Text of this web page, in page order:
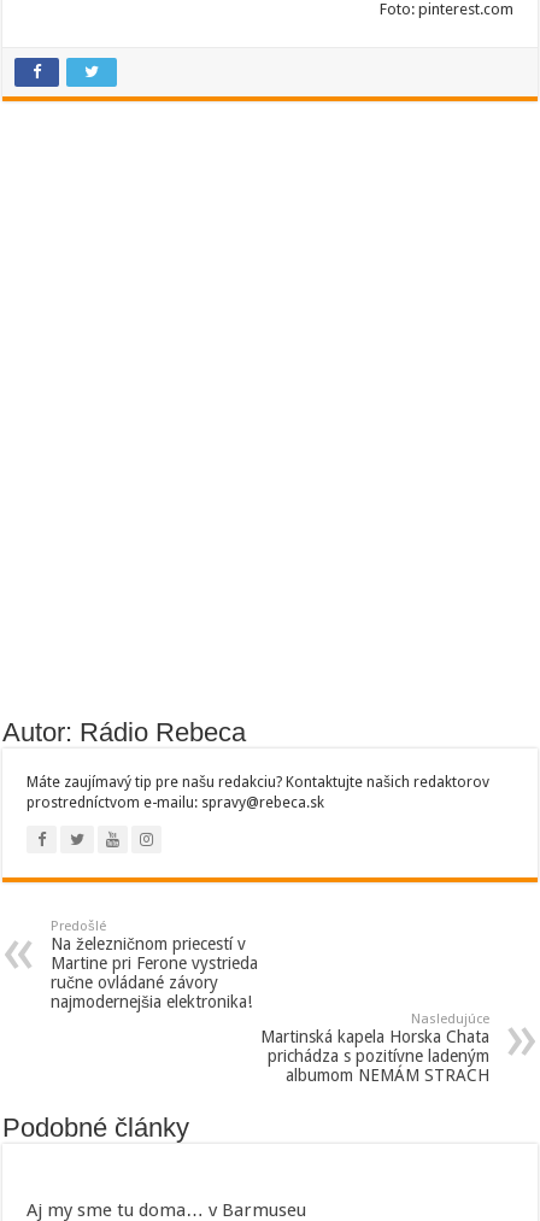
Foto: pinterest.com
Autor: Rádio Rebeca
Máte zaujímavý tip pre našu redakciu? Kontaktujte našich redaktorov
prostredníctvom e-mailu: spravy@rebeca.sk
Predošlé
Na železničnom priecestí v
Martine pri Ferone vystrieda
ručne ovládané závory
najmodernejšia elektronika!
Nasledujúce
Martinská kapela Horska Chata
prichádza s pozitívne ladeným
albumom NEMÁM STRACH
Podobné články
Aj my sme tu doma… v Barmuseu